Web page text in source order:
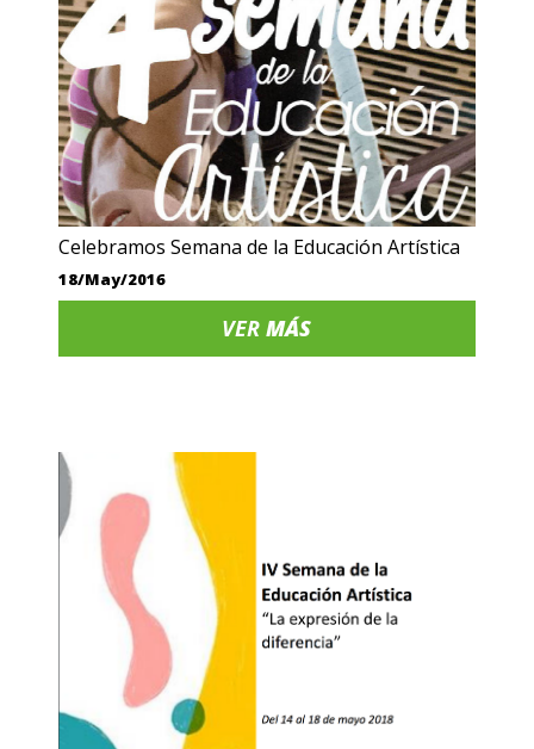
Celebramos Semana de la Educación Artística
18/May/2016
VERMÁS